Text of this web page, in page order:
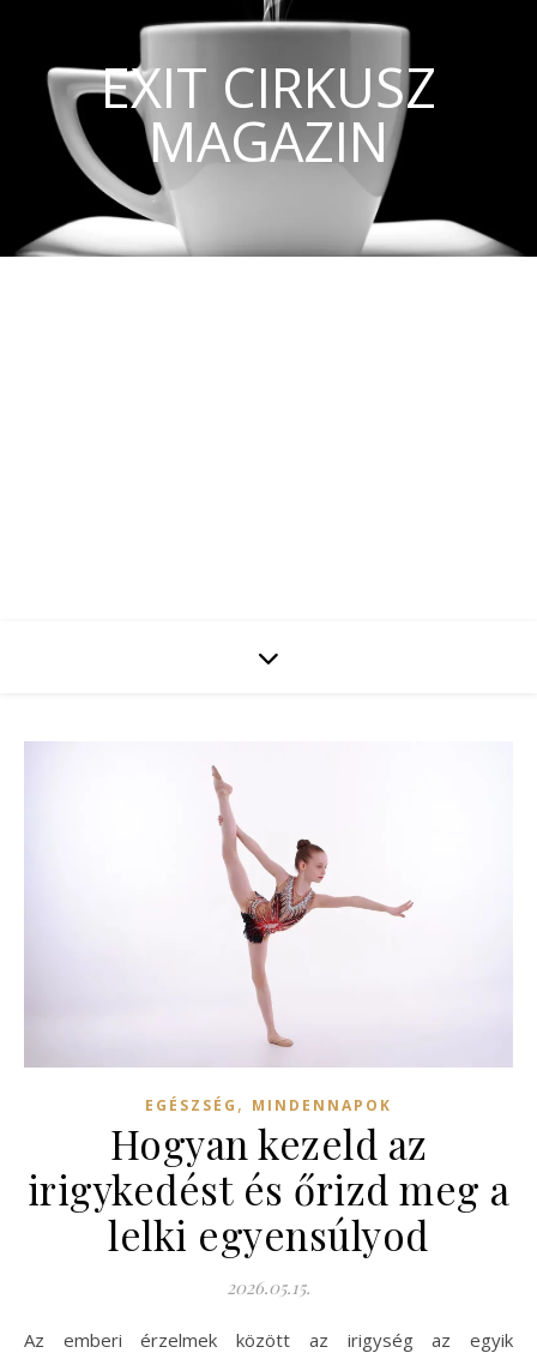
EXIT CIRKUSZ
MAGAZIN
EGÉSZSÉG , MINDENNAPOK
Hogyan kezeld az
irigykedést és őrizd meg a
lelki egyensúlyod
2026.05.15.
Az emberi érzelmek között az irigység az egyik